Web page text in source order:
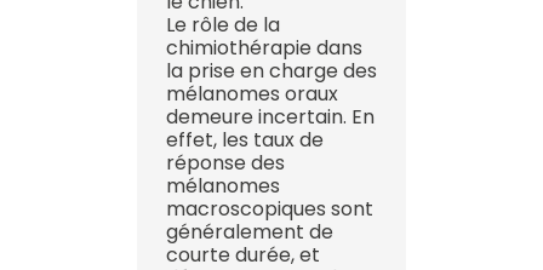
Le rôle de la
chimiothérapie dans
la prise en charge des
mélanomes oraux
demeure incertain. En
effet, les taux de
réponse des
mélanomes
macroscopiques sont
généralement de
courte durée, et